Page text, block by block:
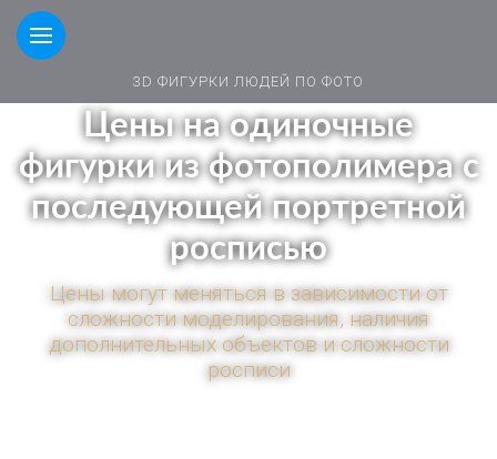
3D ФИГУРКИ ЛЮДЕЙ ПО ФОТО
Цены на одиночные
фигурки из фотополимера с
последующей портретной
росписью
Цены могут меняться в зависимости от
сложности моделирования, наличия
дополнительных объектов и сложности
росписи